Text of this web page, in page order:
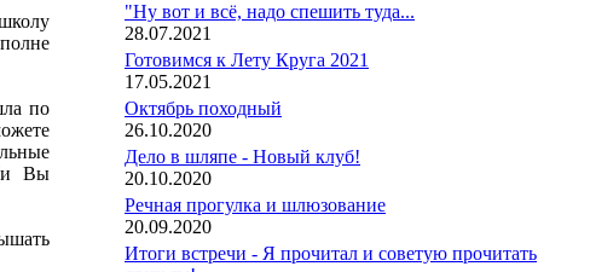
по
Вы
"Ну вот и всё, надо спешить туда...
28.07.2021
Готовимся к Лету Круга 2021
17.05.2021
Октябрь походный
26.10.2020
Дело в шляпе - Новый клуб!
20.10.2020
Речная прогулка и шлюзование
20.09.2020
Итоги встречи - Я прочитал и советую прочитать